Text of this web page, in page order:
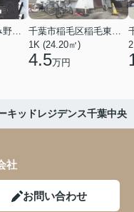
1K (24.20㎡)
4.5万円
キッドレジデンス千葉中央
社
お問い合わせ